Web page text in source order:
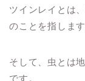
ツインレイとは
のことを指します
そして、虫とは
です。